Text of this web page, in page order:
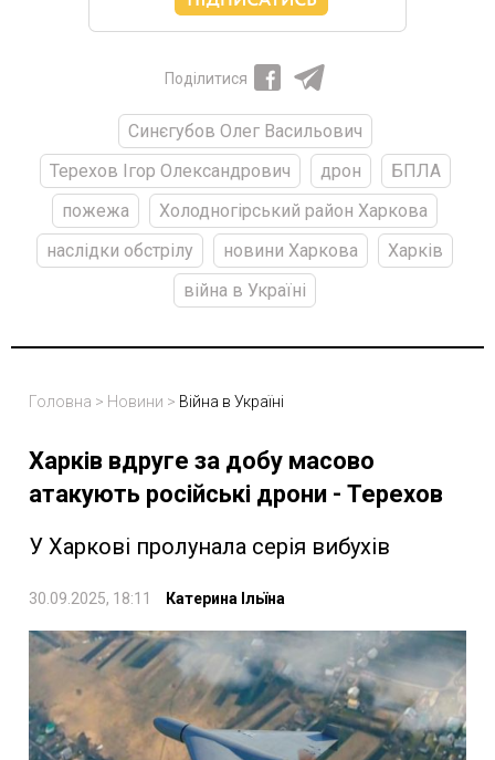
Поділитися
Синєгубов Олег Васильович
Терехов Ігор Олександрович
дрон
БПЛА
пожежа
Холодногірський район Харкова
наслідки обстрілу
новини Харкова
Харків
війна в Україні
Головна > Новини > Війна в Україні
Харків вдруге за добу масово
атакують російські дрони - Терехов
У Харкові пролунала серія вибухів
30.09.2025, 18:11 Катерина Ільїна